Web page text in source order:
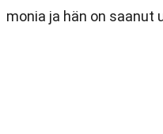
monia ja hän on saanut